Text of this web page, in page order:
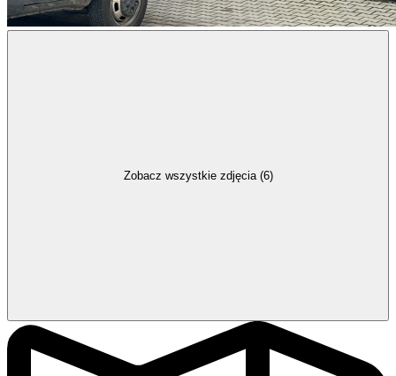
Zobacz wszystkie zdjęcia (6)